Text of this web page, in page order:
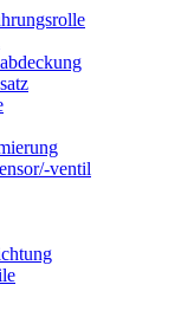
ventil